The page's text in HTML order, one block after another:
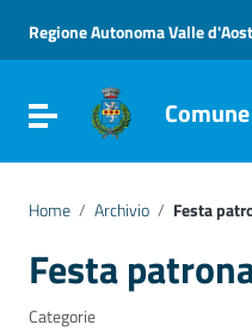
Vai al menu di
Vai al footer
Regione Autonoma Valle
Attiva / disattiva la
Home / Archivio / Festa
Festa
Categorie